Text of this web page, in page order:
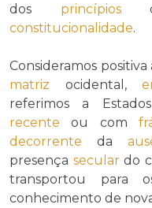
dos princípios
constitucionalidade.
Consideramos positiva
matriz ocidental,
referimos a
recente ou com
decorrente da
presença seculardo
transportou para
conhecimento de